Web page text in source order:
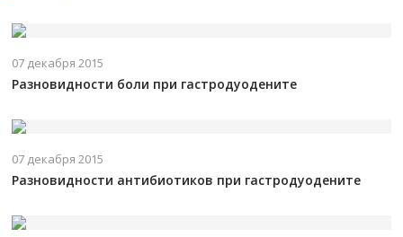
07 декабря 2015
Разновидности боли при гастродуодените
07 декабря 2015
Разновидности антибиотиков при гастродуодените